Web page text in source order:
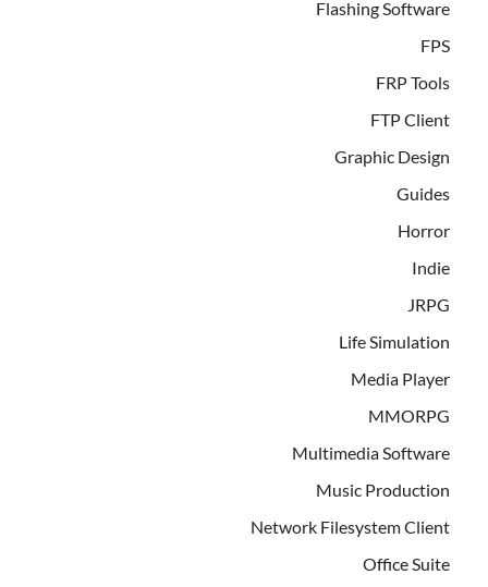
Flashing Software
FPS
FRP Tools
FTP Client
Graphic Design
Guides
Horror
Indie
JRPG
Life Simulation
Media Player
MMORPG
Multimedia Software
Music Production
Network Filesystem Client
Office Suite